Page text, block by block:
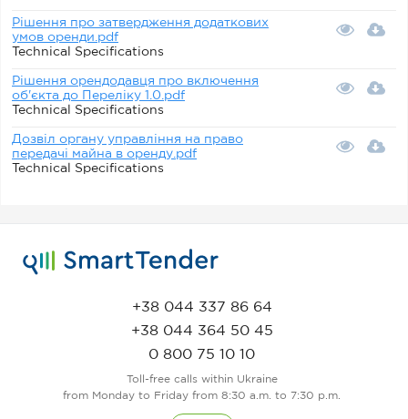
Рішення про затвердження додаткових
умов оренди.pdf
Technical Specifications
Рішення орендодавця про включення
об'єкта до Переліку 1.0.pdf
Technical Specifications
Дозвіл органу управління на право
передачі майна в оренду.pdf
Technical Specifications
+38 044 337 86 64
+38 044 364 50 45
0 800 75 10 10
Toll-free calls within Ukraine
from Monday to Friday from 8:30 a.m. to 7:30 p.m.